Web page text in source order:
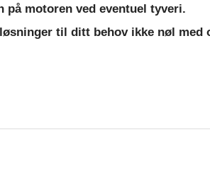
på motoren ved eventuel tyveri.
til ditt behov ikke nøl